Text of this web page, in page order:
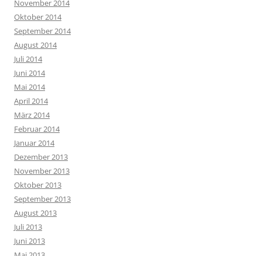
November 2014
Oktober 2014
September 2014
August 2014
Juli 2014
Juni 2014
Mai 2014
April 2014
März 2014
Februar 2014
Januar 2014
Dezember 2013
November 2013
Oktober 2013
September 2013
August 2013
Juli 2013
Juni 2013